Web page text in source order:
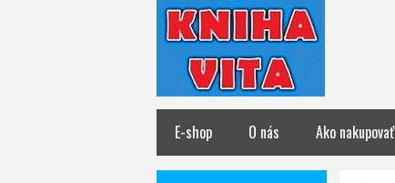
E-shop O nás Ako nakupovať